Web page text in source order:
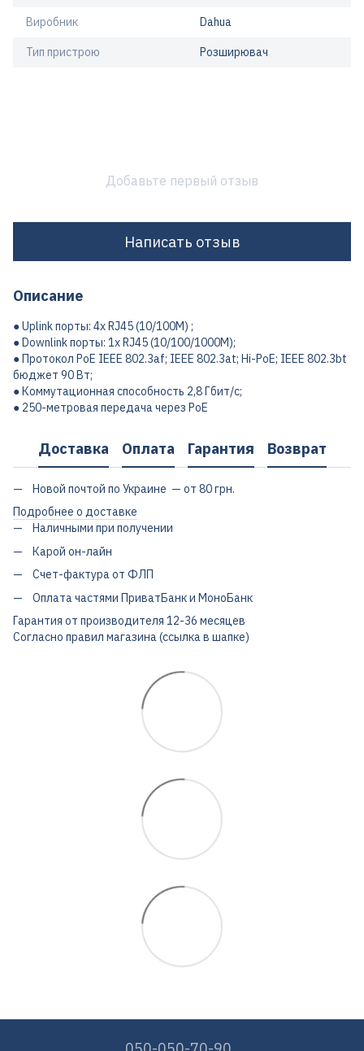
Виробник Dahua
Тип пристрою Розширювач
Добавьте первый отзыв
Написать отзыв
Описание
● Uplink порты: 4x RJ45 (10/100M) ;
● Downlink порты: 1x RJ45 (10/100/1000M);
● Протокол PoE IEEE 802.3af; IEEE 802.3at; Hi-PoE; IEEE 802.3bt
бюджет 90 Вт;
● Коммутационная способность 2,8 Гбит/с;
● 250-метровая передача через PoE
Доставка Оплата Гарантия Возврат
Новой почтой по Украине — от 80 грн.
Подробнее о доставке
Наличными при получении
Карой он-лайн
Счет-фактура от ФЛП
Оплата частями ПриватБанк и МоноБанк
Гарантия от производителя 12-36 месяцев
Согласно правил магазина (ссылка в шапке)